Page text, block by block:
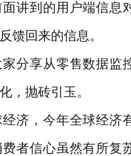
讲到的用户端信息
馈回来的信息。
享从零售数据监
，抛砖引玉。
，今年全球经济
者信心虽然有所复